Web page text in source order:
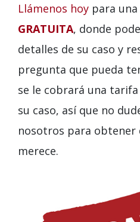
Llámenos hoy para una
GRATUITA, donde
detalles de su caso y
pregunta que pueda
se le cobrará una
su caso, así que no
nosotros para obtener
merece.